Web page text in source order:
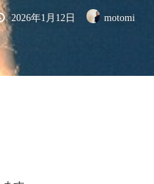
終
更
日
時
:
2026年1月12日 motomi